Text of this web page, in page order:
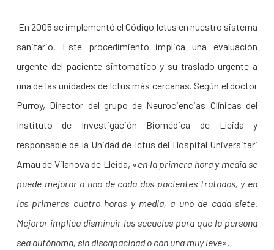
En 2005 se implementó el Código Ictus en nuestro sistema
sanitario. Este procedimiento implica una evaluación
urgente del paciente sintomático y su traslado urgente a
una de las unidades de Ictus más cercanas. Según el doctor
Purroy, Director del grupo de Neurociencias Clínicas del
Instituto de Investigación Biomédica de Lleida y
responsable de la Unidad de Ictus del Hospital Universitari
Arnau de Vilanova de Lleida, «en la primera hora y media se
puede mejorar a uno de cada dos pacientes tratados, y en
las primeras cuatro horas y media, a uno de cada siete.
Mejorar implica disminuir las secuelas para que la persona
sea autónoma, sin discapacidad o con una muy leve».